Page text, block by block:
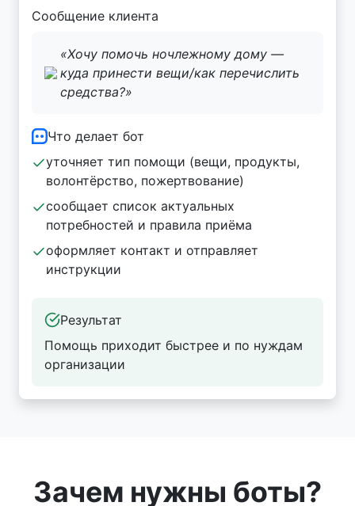
Сообщение клиента
«Хочу помочь ночлежному дому —
куда принести вещи/как перечислить
средства?»
Что делает бот
уточняет тип помощи (вещи, продукты,
волонтёрство, пожертвование)
сообщает список актуальных
потребностей и правила приёма
оформляет контакт и отправляет
инструкции
Результат
Помощь приходит быстрее и по нуждам
организации
Зачем нужны боты?